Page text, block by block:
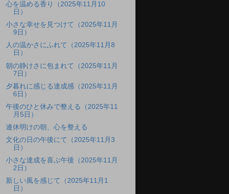
心を温める香り（2025年11月10
日）
小さな幸せを見つけて（2025年11月
9日）
人の温かさにふれて（2025年11月8
日）
朝の静けさに包まれて（2025年11月
7日）
夕暮れに感じる達成感（2025年11月
6日）
午後のひと休みで整える（2025年11
月5日）
連休明けの朝、心を整える
文化の日の午後にて（2025年11月3
日）
小さな達成を喜ぶ午後（2025年11月
2日）
新しい風を感じて（2025年11月1
日）